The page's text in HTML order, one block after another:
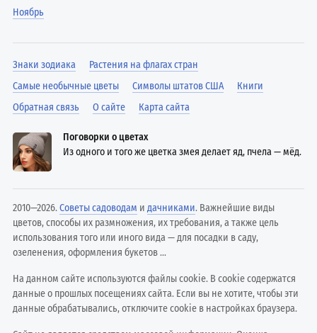
Ноябрь
Знаки зодиака
Растения на флагах стран
Самые необычные цветы
Символы штатов США
Книги
Обратная связь
О сайте Карта сайта
Поговорки о цветах
Из одного и того же цветка змея делает яд, пчела — мёд.
2010—2026.Советы садоводам идачниками. Важнейшие виды
цветов, способы их размножения, их требования, а также цель
использования того или иного вида — для посадки в саду,
озеленения, оформления букетов ...
На данном сайте используются файлы cookie. В cookie содержатся
данные о прошлых посещениях сайта. Если вы не хотите, чтобы эти
данные обрабатывались, отключите cookie в настройках браузера.